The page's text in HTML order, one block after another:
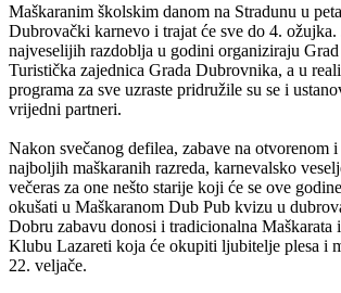
Maškaranim školskim danom na Stradunu u
Dubrovački karnevo i trajat će sve do 4. ožujka.
najveselijih razdoblja u godini organiziraju
Turistička zajednica Grada Dubrovnika, a u
programa za sve uzraste pridružile su se i
vrijedni partneri.
Nakon svečanog defilea, zabave na otvorenom i
najboljih maškaranih razreda, karnevalsko
večeras za one nešto starije koji će se ove
okušati u Maškaranom Dub Pub kvizu u
Dobru zabavu donosi i tradicionalna Maškarata
Klubu Lazareti koja će okupiti ljubitelje plesa i
22. veljače.